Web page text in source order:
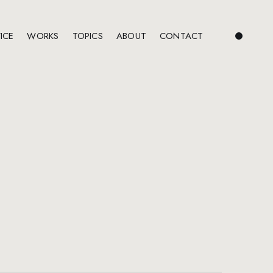
WORKS TOPICS ABOUT CONTACT